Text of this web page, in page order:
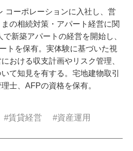
コーポレーションに入社し、営
の相続対策・アパート経営に関
新築アパートの経営を開始し、
トを保有。実体験に基づいた視
おける収支計画やリスク管理、
て知見を有する。宅地建物取引
士、AFPの資格を保有。
賃貸経営 #資産運用